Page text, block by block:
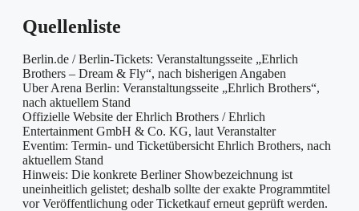
Quellenliste
Berlin.de / Berlin-Tickets: Veranstaltungsseite „Ehrlich
Brothers – Dream & Fly“, nach bisherigen Angaben
Uber Arena Berlin: Veranstaltungsseite „Ehrlich Brothers“,
nach aktuellem Stand
Offizielle Website der Ehrlich Brothers / Ehrlich
Entertainment GmbH & Co. KG, laut Veranstalter
Eventim: Termin- und Ticketübersicht Ehrlich Brothers, nach
aktuellem Stand
Hinweis: Die konkrete Berliner Showbezeichnung ist
uneinheitlich gelistet; deshalb sollte der exakte Programmtitel
vor Veröffentlichung oder Ticketkauf erneut geprüft werden.